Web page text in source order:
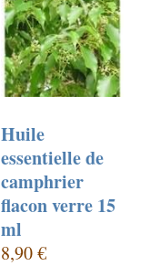
Huile
essentielle de
camphrier
flacon verre 15
ml
8,90 €